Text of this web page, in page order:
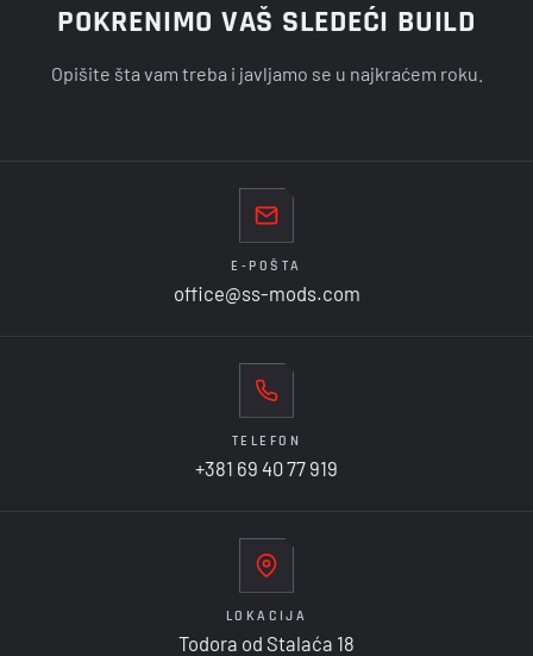
POKRENIMO VAŠ SLEDEĆI BUILD
Opišite šta vam treba i javljamo se u najkraćem roku.
E-POŠTA
office@ss-mods.com
TELEFON
+381 69 40 77 919
LOKACIJA
Todora od Stalaća 18